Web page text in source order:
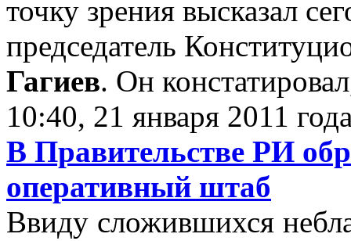
точку зрения высказал
председатель
Гагиев. Он
10:40, 21 января 2011
В Правительстве РИ
оперативный штаб
Ввиду сложившихся